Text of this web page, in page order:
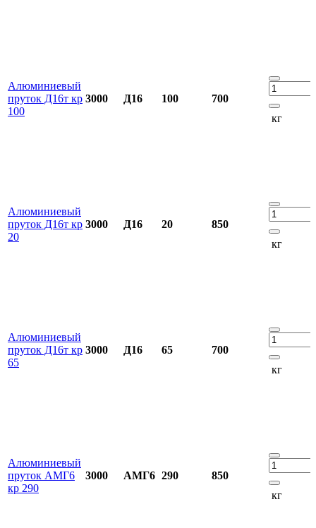
Алюминиевый
пруток Д16т кр
100
3000 Д16 100
700
кг
Алюминиевый
пруток Д16т кр
20
3000 Д16 20
850
кг
Алюминиевый
пруток Д16т кр
65
3000 Д16 65
700
кг
Алюминиевый
пруток АМГ6
кр 290
3000 АМГ6 290
850
кг